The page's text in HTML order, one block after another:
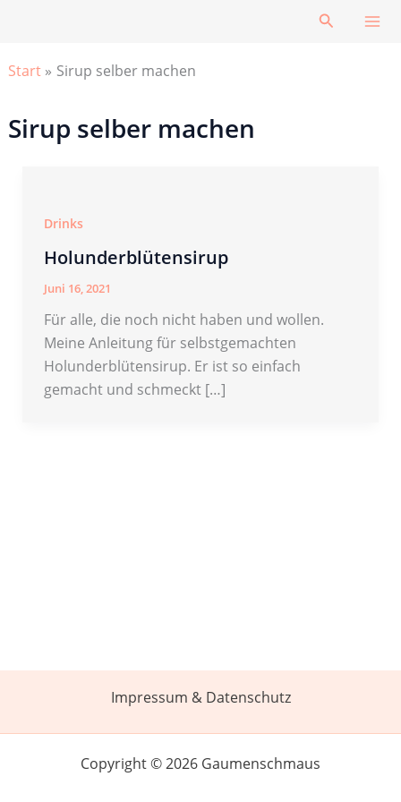
Suchen
Start Sirup selber machen
Sirup selber machen
Drinks
Holunderblütensirup
Juni 16, 2021
Für alle, die noch nicht haben und wollen.
Meine Anleitung für selbstgemachten
Holunderblütensirup. Er ist so einfach
gemacht und schmeckt […]
Impressum & Datenschutz
Copyright © 2026 Gaumenschmaus